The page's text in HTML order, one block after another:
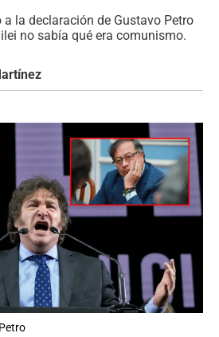
la declaración de Gustavo Petro
no sabía qué era comunismo.